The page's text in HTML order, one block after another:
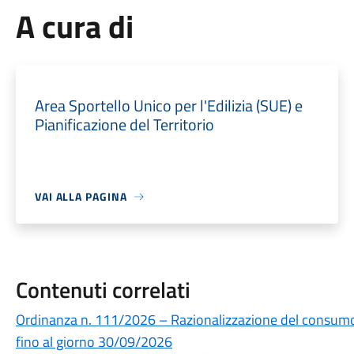
A cura di
Area Sportello Unico per l'Edilizia (SUE) e
Pianificazione del Territorio
VAI ALLA PAGINA
Contenuti correlati
Ordinanza n. 111/2026 – Razionalizzazione del
fino al giorno 30/09/2026